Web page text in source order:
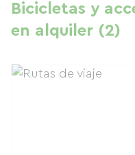
Bicicletas y
en alquiler (2)